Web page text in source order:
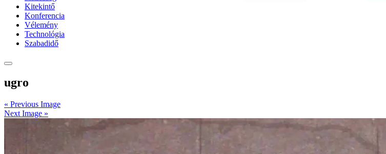
Kitekintő
Konferencia
Vélemény
Technológia
Szabadidő
ugro
« Previous Image
Next Image »